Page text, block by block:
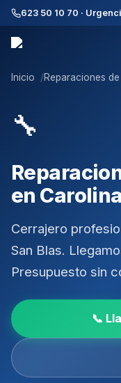
623 50 10 70 ·
Inicio Reparaciones
🔧
en
Cerrajero
San Blas.
Presupuesto sin
📞